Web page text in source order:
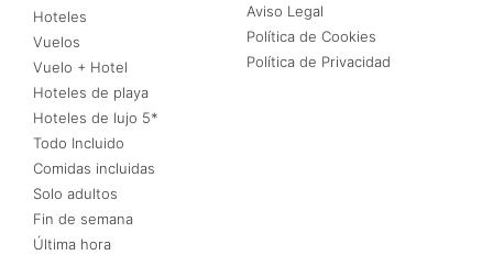
Hoteles
Vuelos
Vuelo + Hotel
Hoteles de playa
Hoteles de lujo 5*
Todo Incluido
Comidas incluidas
Solo adultos
Fin de semana
Última hora
Aviso Legal
Política de Cookies
Política de Privacidad